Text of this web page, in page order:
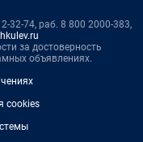
32-74, раб. 8 800 2000-383,
за достоверность
объявлениях.
cookies